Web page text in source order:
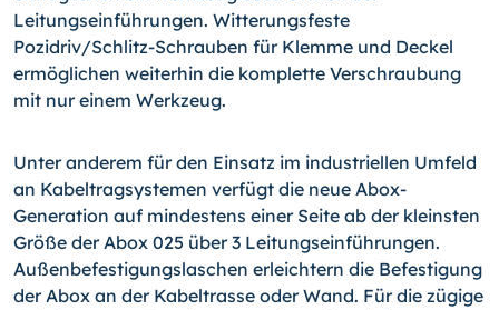
Leitungseinführungen. Witterungsfeste
Pozidriv/Schlitz-Schrauben für Klemme und Deckel
ermöglichen weiterhin die komplette Verschraubung
mit nur einem Werkzeug.
Unter anderem für den Einsatz im industriellen Umfeld
an Kabeltragsystemen verfügt die neue Abox-
Generation auf mindestens einer Seite ab der kleinsten
Größe der Abox 025 über 3 Leitungseinführungen.
Außenbefestigungslaschen erleichtern die Befestigung
der Abox an der Kabeltrasse oder Wand. Für die zügige